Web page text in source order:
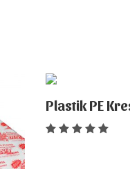
Plastik PE